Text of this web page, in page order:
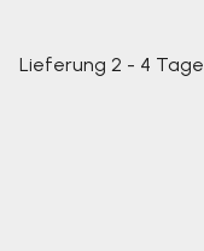
Lieferung 2 - 4 Tage